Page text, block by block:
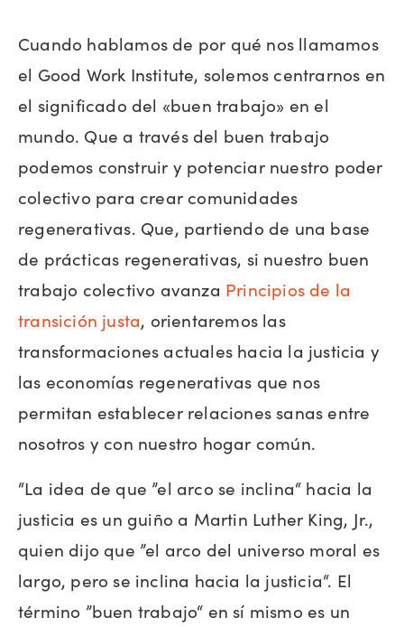
Cuando hablamos de por qué nos llamamos
el Good Work Institute, solemos centrarnos en
el significado del «buen trabajo» en el
mundo. Que a través del buen trabajo
podemos construir y potenciar nuestro poder
colectivo para crear comunidades
regenerativas. Que, partiendo de una base
de prácticas regenerativas, si nuestro buen
trabajo colectivo avanza Principios de la
transición justa, orientaremos las
transformaciones actuales hacia la justicia y
las economías regenerativas que nos
permitan establecer relaciones sanas entre
nosotros y con nuestro hogar común.
“La idea de que ”el arco se inclina“ hacia la
justicia es un guiño a Martin Luther King, Jr.,
quien dijo que ”el arco del universo moral es
largo, pero se inclina hacia la justicia“. El
término ”buen trabajo“ en sí mismo es un